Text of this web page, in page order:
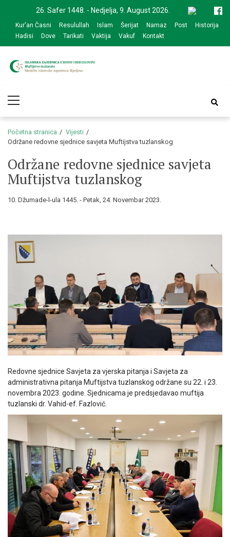
navigation
content
26. Safer 1448. - Nedjelja, 9. August 2026.
Kur'an Časni Resulullah Islam Šerijat Namaz Post
Historija
Hadisi
Dove Tarikati Vaktija Vakuf Kontakt
zajednice Bijeljina
Menu
Početna stranica
Vijesti
Održane redovne sjednice savjeta Muftijstva tuzlanskog
Održane redovne sjednice savjeta
Muftijstva tuzlanskog
10. Džumade-l-ula 1445. - Petak, 24. Novembar 2023.
Redovne sjednice Savjeta za vjerska pitanja i Savjeta za
administrativna pitanja Muftijstva tuzlanskog održane su 22. i 23.
novembra 2023. godine. Sjednicama je predsjedavao muftija
tuzlanski dr. Vahid-ef. Fazlović.